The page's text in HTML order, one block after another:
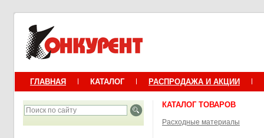
ГЛАВНАЯ КАТАЛОГ РАСПРОДАЖА И АКЦИИ
КАТАЛОГ ТОВАРОВ
Расходные материалы